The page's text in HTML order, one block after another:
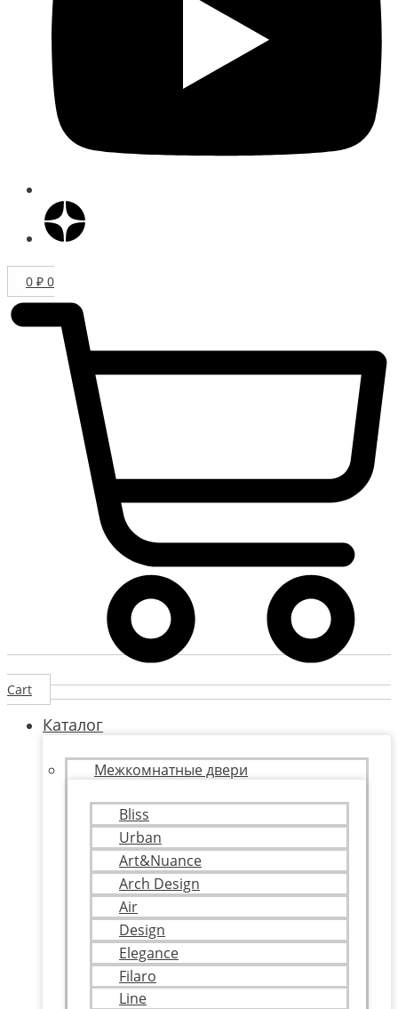
0 ₽ 0
Cart
Каталог
Межкомнатные двери
Bliss
Urban
Art&Nuance
Arch Design
Air
Design
Elegance
Filaro
Line